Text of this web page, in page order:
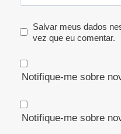
Salvar meus dados
vez que eu comentar.
Notifique-me sobre
Notifique-me sobre